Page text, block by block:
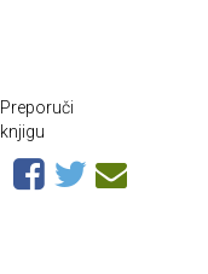
Preporuči
knjigu